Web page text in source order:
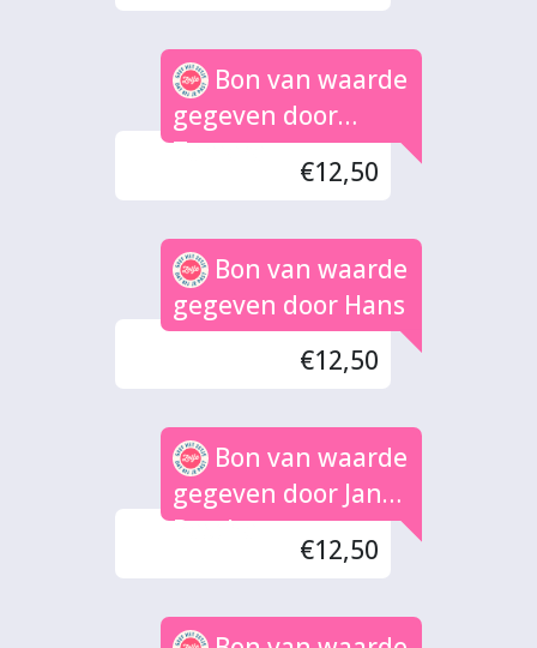
Bon van waarde
gegeven door
Tamara
€12,50
Bon van waarde
gegeven door Hans
€12,50
Bon van waarde
gegeven door Jan
Pascha
€12,50